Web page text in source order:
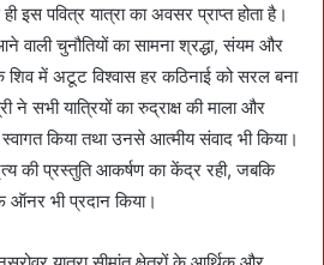
इस पवित्र यात्रा का अवसर प्राप्त होता है।
वाली चुनौतियों का सामना श्रद्धा, संयम और
शिव में अटूट विश्वास हर कठिनाई को सरल बना
सभी यात्रियों का रुद्राक्ष की माला और
किया तथा उनसे आत्मीय संवाद भी किया।
की प्रस्तुति आकर्षण का केंद्र रही, जबकि
ऑनर भी प्रदान किया।